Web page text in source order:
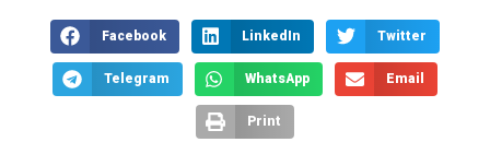
Facebook LinkedIn Twitter
Telegram WhatsApp Email
Print